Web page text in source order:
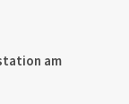
am